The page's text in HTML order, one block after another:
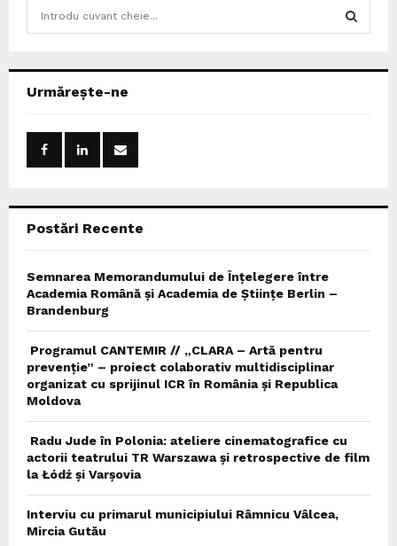
h
Urmărește-ne
Postări Recente
Semnarea Memorandumului de Înțelegere între
Academia Română și Academia de Științe Berlin –
Brandenburg
Programul CANTEMIR // „CLARA – Artă pentru
prevenție” – proiect colaborativ multidisciplinar
organizat cu sprijinul ICR în România și Republica
Moldova
Radu Jude în Polonia: ateliere cinematografice cu
actorii teatrului TR Warszawa și retrospective de film
la Łódź și Varșovia
Interviu cu primarul municipiului Râmnicu Vâlcea,
Mircia Gutău